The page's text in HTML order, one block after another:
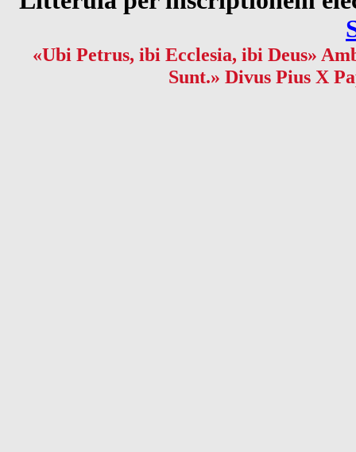
«Ubi Petrus, ibi Ecclesia, ibi Deus»
Sunt.» Divus Pius X